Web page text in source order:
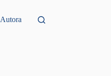
Autora